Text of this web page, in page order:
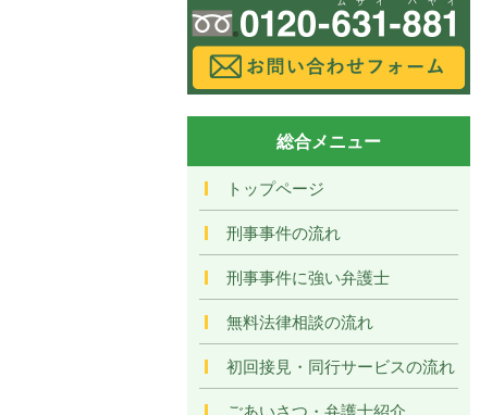
総合メニュー
トップページ
刑事事件の流れ
刑事事件に強い弁護士
無料法律相談の流れ
初回接見・同行サービスの流れ
ごあいさつ・弁護士紹介